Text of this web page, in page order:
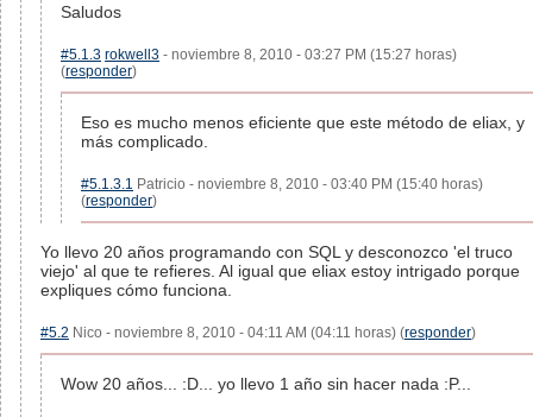
Saludos
#5.1.3 rokwell3 - noviembre 8, 2010 - 03:27 PM (15:27 horas)
(responder)
Eso es mucho menos eficiente que este método de eliax, y
más complicado.
#5.1.3.1 Patricio - noviembre 8, 2010 - 03:40 PM (15:40 horas)
(responder)
Yo llevo 20 años programando con SQL y desconozco 'el truco
viejo' al que te refieres. Al igual que eliax estoy intrigado porque
expliques cómo funciona.
#5.2 Nico - noviembre 8, 2010 - 04:11 AM (04:11 horas) (responder)
Wow 20 años... :D... yo llevo 1 año sin hacer nada :P...